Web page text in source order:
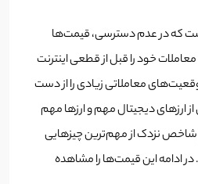
است که در عدم دسترسی، قیمت‌ها
خود را قبل از قطعی اینترنت
معاملاتی زیادی را از دست
ارزهای دیجیتال مهم و ارزها مهم
شاخص نزدک از مهم‌ترین چیزهایی
در ادامه این قیمت‌ها را مشاهده